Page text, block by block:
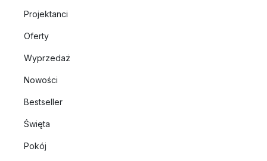
Projektanci
Oferty
Wyprzedaż
Nowości
Bestseller
Święta
Pokój